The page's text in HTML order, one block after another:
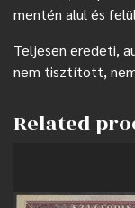
mentén alul és
Teljesen eredeti,
nem tisztított,
Related